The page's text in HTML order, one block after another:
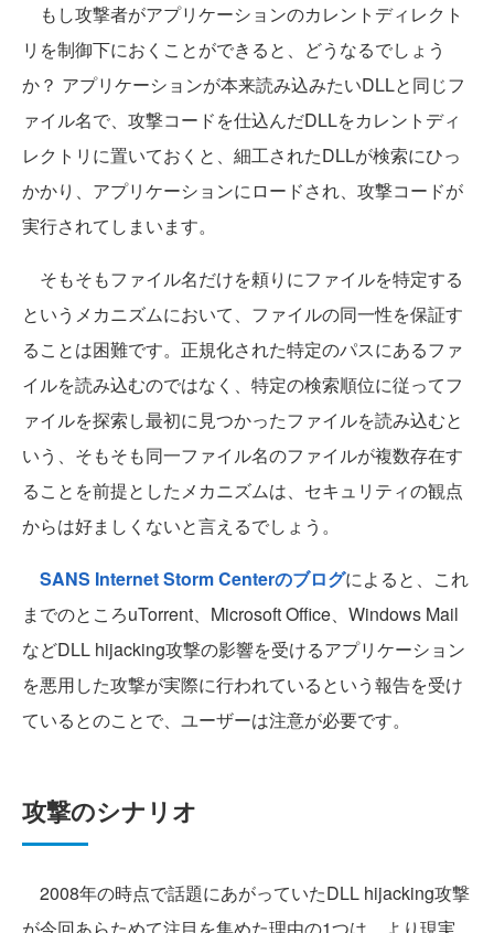
もし攻撃者がアプリケーションのカレントディレクト
リを制御下におくことができると、どうなるでしょう
か？ アプリケーションが本来読み込みたいDLLと同じフ
ァイル名で、攻撃コードを仕込んだDLLをカレントディ
レクトリに置いておくと、細工されたDLLが検索にひっ
かかり、アプリケーションにロードされ、攻撃コードが
実行されてしまいます。
そもそもファイル名だけを頼りにファイルを特定する
というメカニズムにおいて、ファイルの同一性を保証す
ることは困難です。正規化された特定のパスにあるファ
イルを読み込むのではなく、特定の検索順位に従ってフ
ァイルを探索し最初に見つかったファイルを読み込むと
いう、そもそも同一ファイル名のファイルが複数存在す
ることを前提としたメカニズムは、セキュリティの観点
からは好ましくないと言えるでしょう。
SANS Internet Storm Centerのブログによると、これ
までのところuTorrent、Microsoft Office、Windows Mail
などDLL hijacking攻撃の影響を受けるアプリケーション
を悪用した攻撃が実際に行われているという報告を受け
ているとのことで、ユーザーは注意が必要です。
攻撃のシナリオ
2008年の時点で話題にあがっていたDLL hijacking攻撃